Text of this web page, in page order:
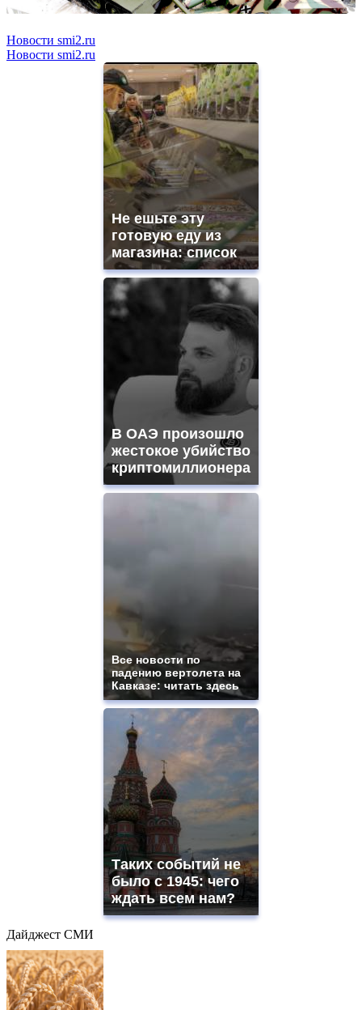
Новости smi2.ru
Новости smi2.ru
Не ешьте эту
готовую еду из
магазина: список
В ОАЭ произошло
жестокое убийство
криптомиллионера
Все новости по
падению вертолета на
Кавказе: читать здесь
Таких событий не
было с 1945: чего
ждать всем нам?
Дайджест СМИ